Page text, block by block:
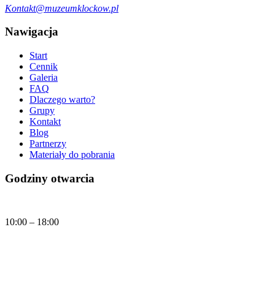
Kontakt@muzeumklockow.pl
Nawigacja
Start
Cennik
Galeria
FAQ
Dlaczego warto?
Grupy
Kontakt
Blog
Partnerzy
Materiały do pobrania
Godziny otwarcia
10:00 – 18:00